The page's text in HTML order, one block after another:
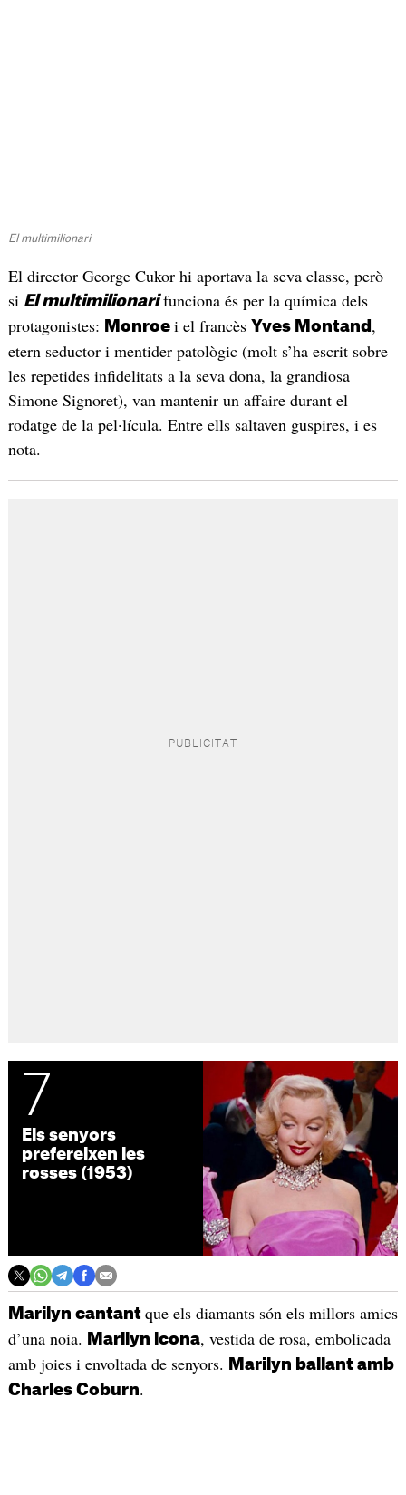
El multimilionari
El director George Cukor hi aportava la seva classe, però
si El multimilionarifunciona és per la química dels
protagonistes: Monroe i el francès Yves Montand ,
etern seductor i mentider patològic (molt s’ha escrit sobre
les repetides infidelitats a la seva dona, la grandiosa
Simone Signoret), van mantenir un affaire durant el
rodatge de la pel·lícula. Entre ells saltaven guspires, i es
nota.
7
Els senyors
prefereixen les
rosses (1953)
Marilyn cantant que els diamants són els millors amics
d’una noia.
Marilyn icona, vestida de rosa, embolicada
amb joies i envoltada de senyors.
Marilyn ballant amb
Charles Coburn.